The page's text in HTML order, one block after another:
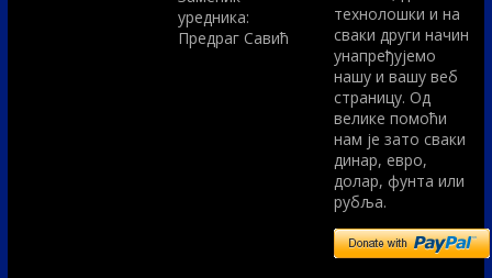
уредника:
Предраг Савић
технолошки и на
сваки други начин
унапређујемо
нашу и вашу веб
страницу. Од
велике помоћи
нам је зато сваки
динар, евро,
долар, фунта или
рубља.